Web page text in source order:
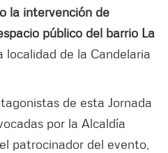
la intervención de
público del barrio La
localidad de la Candelaria
de esta Jornada
por la Alcaldía
patrocinador del evento,